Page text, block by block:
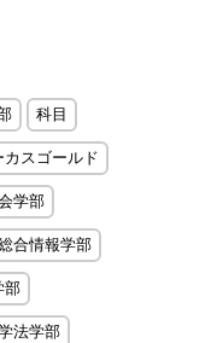
科目
カスゴールド
学部
合情報学部
部
法学部